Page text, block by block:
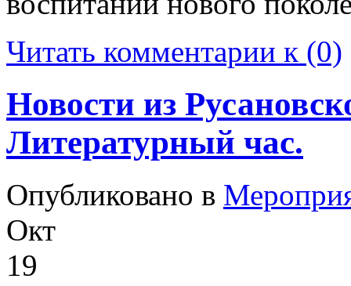
Читать комментарии к (0)
Новости из
Литературный час.
Опубликовано в
Окт
19